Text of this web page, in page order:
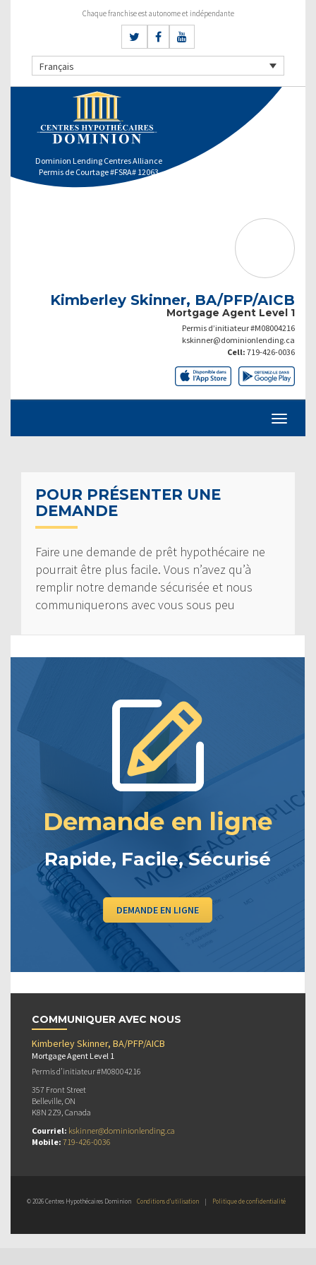
Chaque franchise est autonome et indépendante
Français
Dominion Lending Centres Alliance
Permis de Courtage #FSRA# 12063
Kimberley Skinner, BA/PFP/AICB
Mortgage Agent Level 1
Permis d’initiateur #M08004216
kskinner@dominionlending.ca
Cell: 719-426-0036
POUR PRÉSENTER UNE
DEMANDE
Faire une demande de prêt hypothécaire ne
pourrait être plus facile. Vous n’avez qu’à
remplir notre demande sécurisée et nous
communiquerons avec vous sous peu
Demande en ligne
Rapide, Facile, Sécurisé
DEMANDE EN LIGNE
COMMUNIQUER AVEC NOUS
Kimberley Skinner, BA/PFP/AICB
Mortgage Agent Level 1
Permis d’initiateur #M08004216
357 Front Street
Belleville, ON
K8N 2Z9, Canada
Courriel: kskinner@dominionlending.ca
Mobile: 719-426-0036
© 2026 Centres Hypothécaires Dominion Conditions d’utilisation | Politique de confidentialité